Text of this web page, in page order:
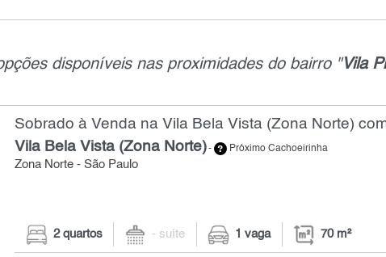
disponíveis nas proximidades do bairro "Vila
Sobrado à Venda na Vila Bela Vista (Zona Norte)
Vila Bela Vista (Zona Norte)- Próximo Cachoeirinha
Zona Norte - São Paulo
2 quartos - suíte 1 vaga 70 m²